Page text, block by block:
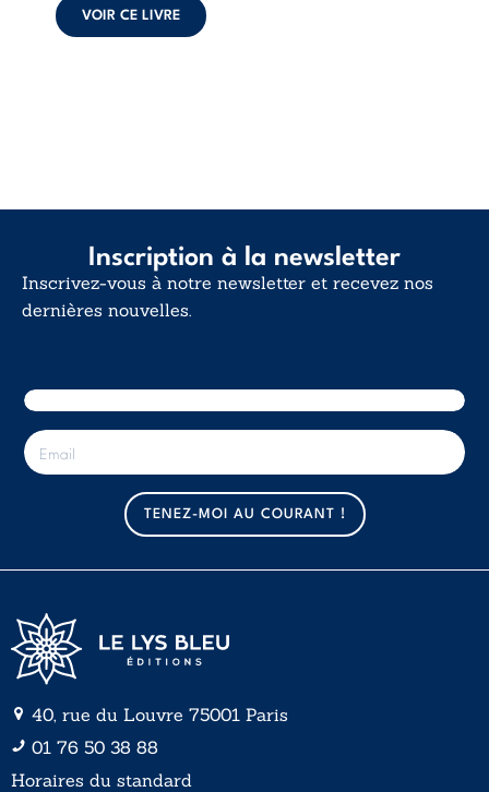
et la ...
VOIR CE LIVRE
Inscription à la newsletter
Inscrivez-vous à notre newsletter et recevez nos
dernières nouvelles.
E
-
m
TENEZ-MOI AU COURANT !
40, rue du Louvre 75001 Paris
01 76 50 38 88
Horaires du standard